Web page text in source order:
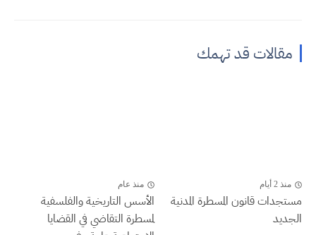
مقالات قد تهمك
منذ 2 أيام
مستجدات قانون المسطرة المدنية
الجديد
منذ عام
الأسس التاريخية والفلسفية
لمسطرة التقاضي في القضايا